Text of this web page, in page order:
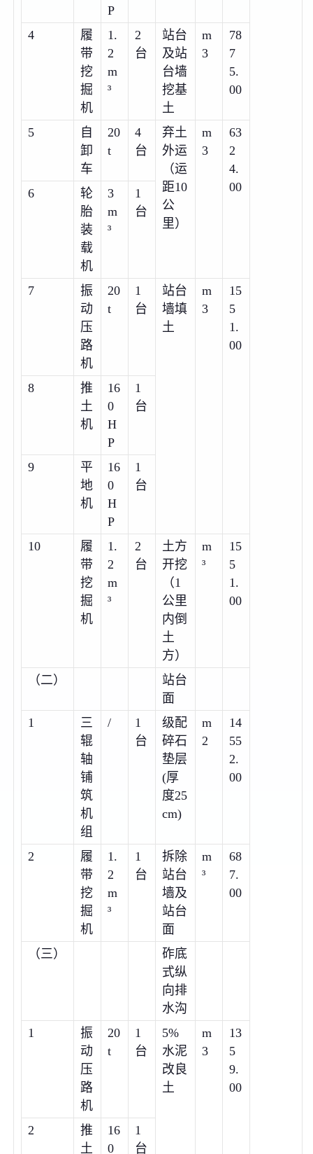
P
4
履
带
挖
掘
机
1.
2
m
³
2
台
站台
及站
台墙
挖基
土
m
3
78
7
5.
00
5
自
卸
车
20
t
4
台
弃土
外运
（运
距10
公
里）
m
3
63
2
4.
00
6
轮
胎
装
载
机
3
m
³
1
台
7
振
动
压
路
机
20
t
1
台
站台
墙填
土
m
3
15
5
1.
00
8
推
土
机
16
0
H
P
1
台
9
平
地
机
16
0
H
P
1
台
10
履
带
挖
掘
机
1.
2
m
³
2
台
土方
开挖
（1
公里
内倒
土
方）
m
³
15
5
1.
00
（二）
站台
面
1
三
辊
轴
铺
筑
机
组
/
1
台
级配
碎石
垫层
(厚
度25
cm)
m
2
14
55
2.
00
2
履
带
挖
掘
机
1.
2
m
³
1
台
拆除
站台
墙及
站台
面
m
³
68
7.
00
（三）
砟底
式纵
向排
水沟
1
振
动
压
路
机
20
t
1
台
5%
水泥
改良
土
m
3
13
5
9.
00
2
推
土
16
0
1
台